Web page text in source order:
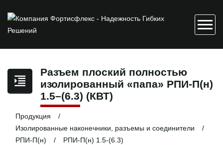
Разъем плоский полностью
изолированный «папа» РПИ-П(н)
1.5–(6.3) (КВТ)
Продукция
Изолированные наконечники, разъемы и соединители
РПИ-П(н)
РПИ-П(н) 1.5-(6.3)